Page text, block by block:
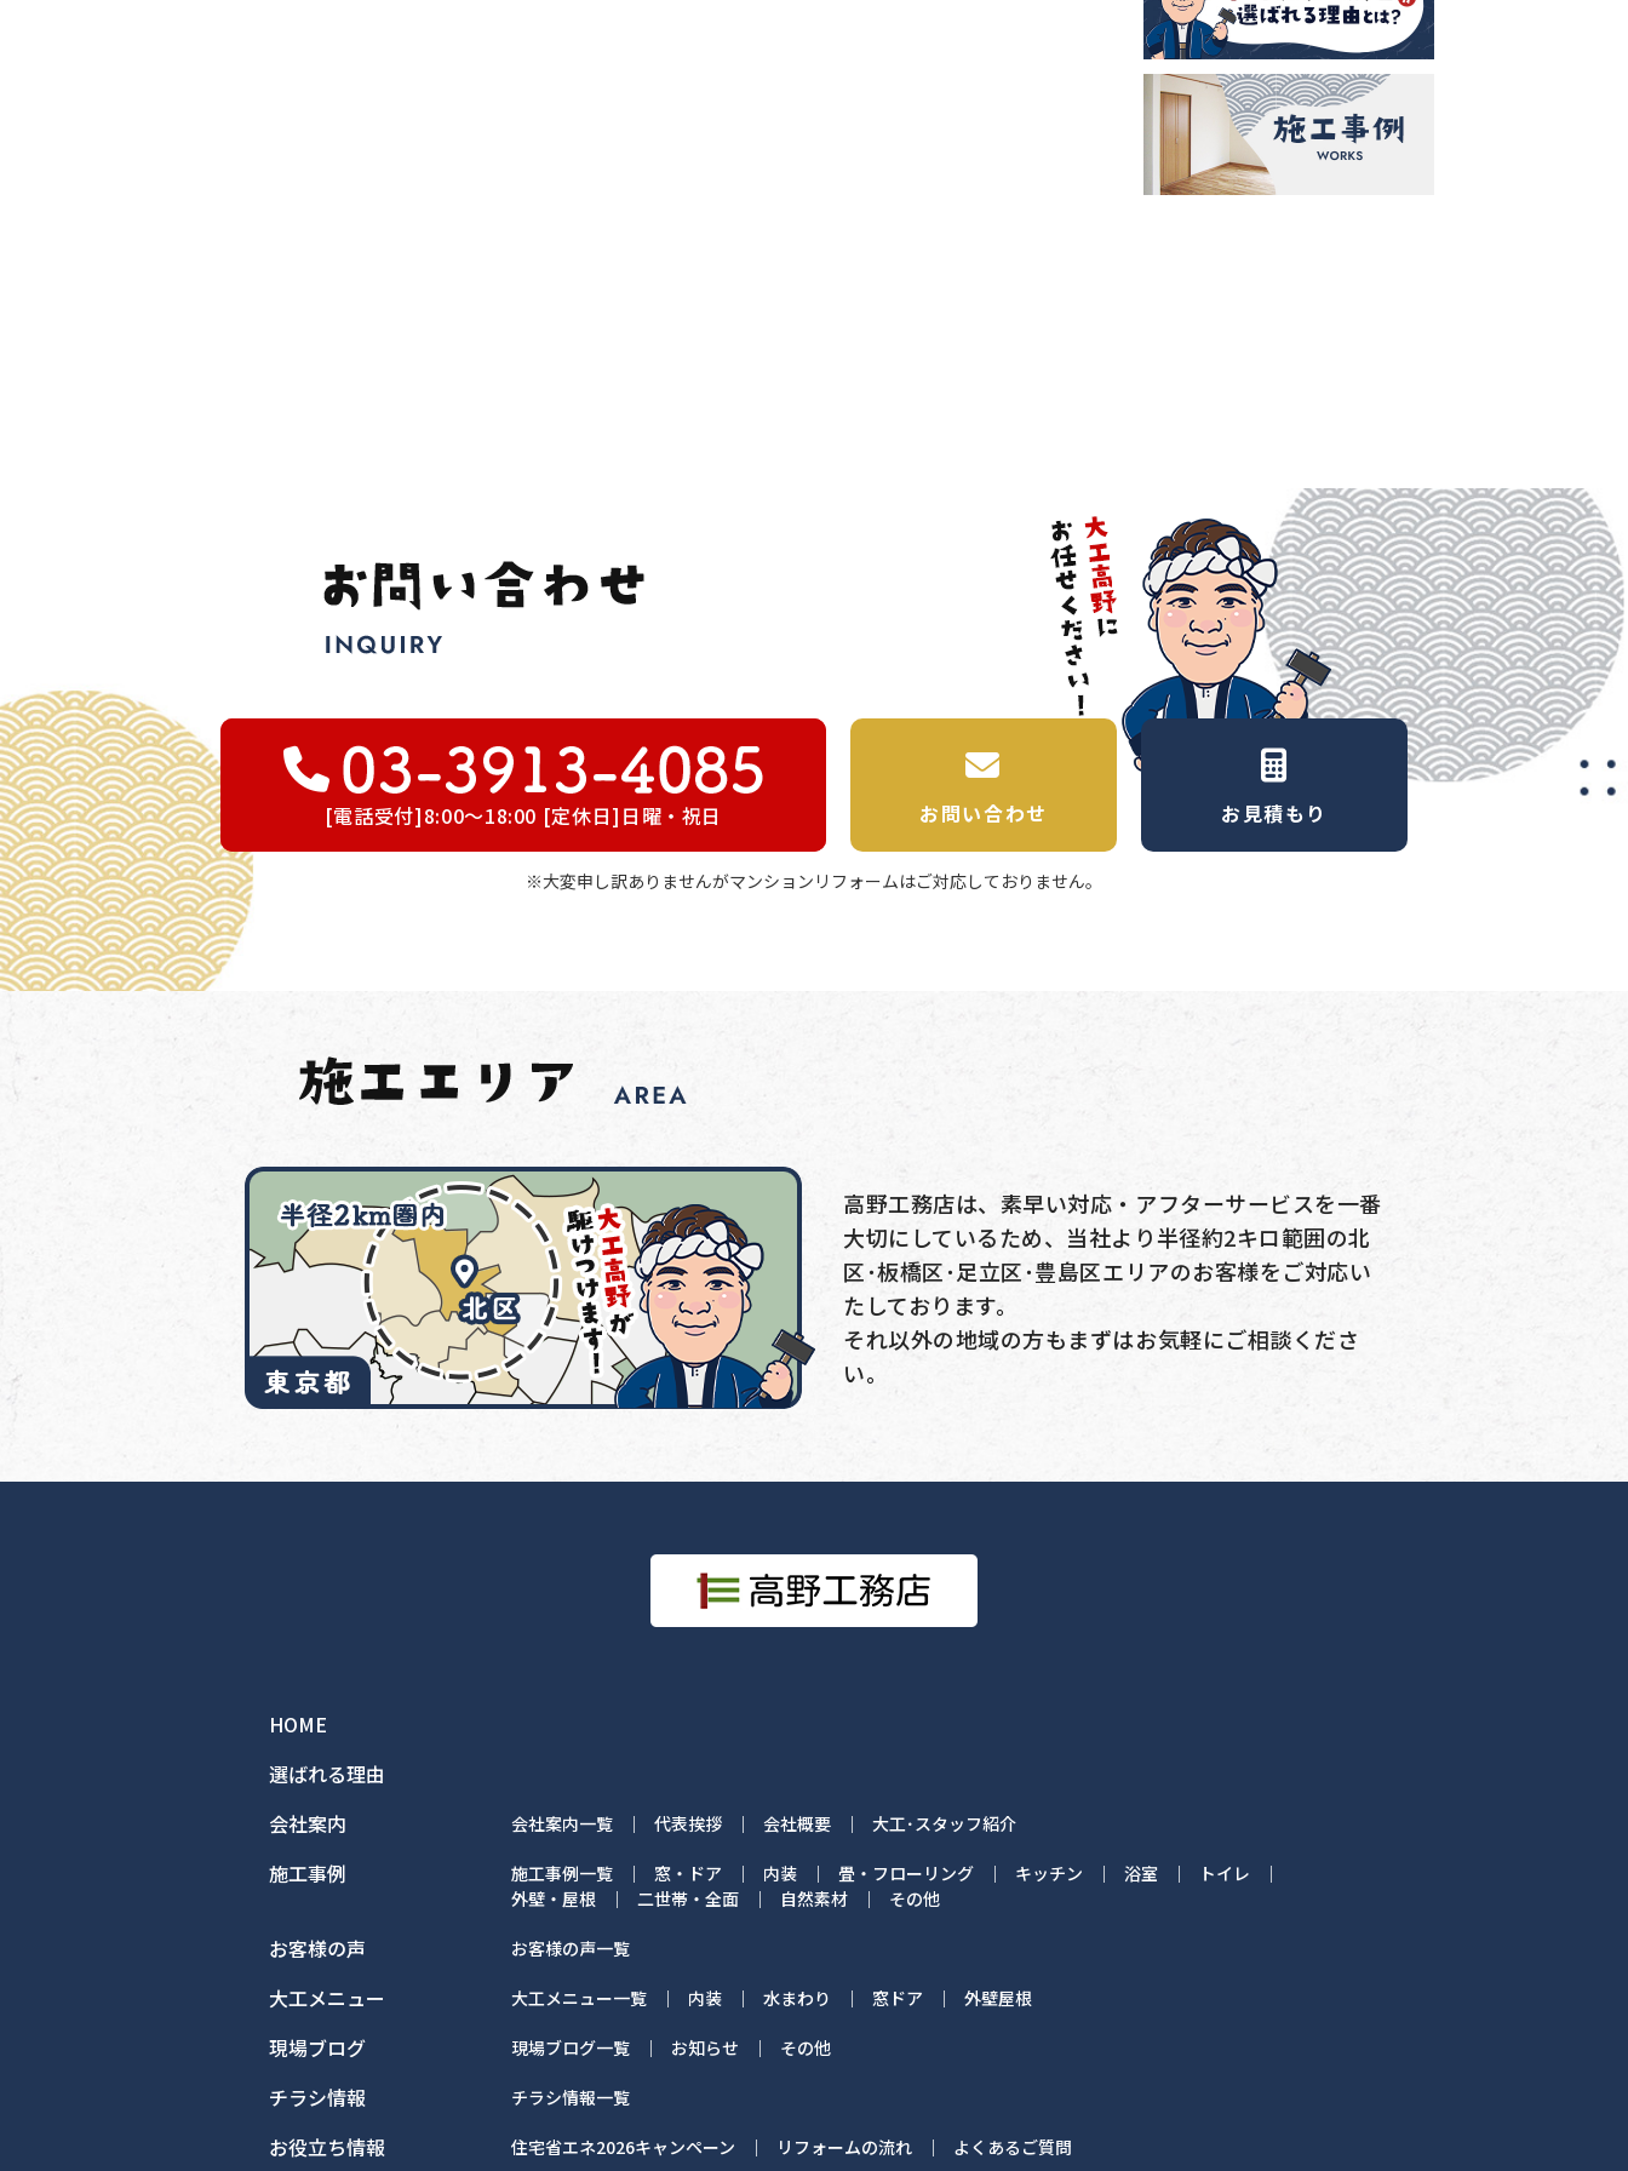
[電話受付]8:00～18:00 [定休日]日曜・祝日 お問い合わせ お見積もり
大変申し訳ありませんがマンションリフォームはご対応しておりません。
高野工務店は、素早い対応・アフターサービスを一番
大切にしているため、当社より半径約2キロ範囲の北
区･板橋区･足立区･豊島区エリアのお客様をご対応い
たしております。
それ以外の地域の方もまずはお気軽にご相談くださ
い。
HOME
選ばれる理由
会社案内
会社案内一覧 代表挨拶 会社概要 大工･スタッフ紹介
施工事例 施工事例一覧 窓・ドア 内装 畳・フローリング キッチン 浴室
トイレ
外壁・屋根
二世帯・全面 自然素材 その他
お客様の声 お客様の声一覧
大工メニュー 大工メニュー一覧 内装 水まわり 窓ドア 外壁屋根
現場ブログ 現場ブログ一覧 お知らせ その他
チラシ情報 チラシ情報一覧
お役立ち情報 住宅省エネ2026キャンペーン リフォームの流れ よくあるご質問